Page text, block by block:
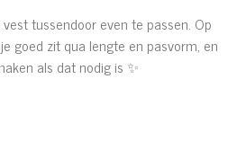
tussendoor even te passen. Op
goed zit qua lengte en pasvorm, en
als dat nodig is ✨